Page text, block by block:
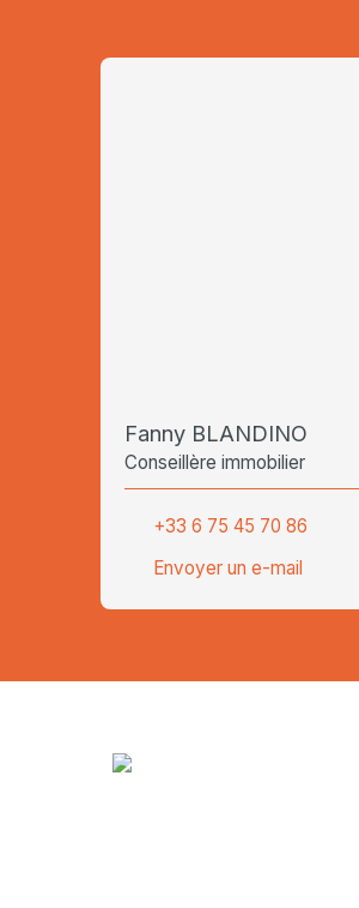
Fanny BLANDINO
Conseillère immobilier
+33 6 75 45 70 86
Envoyer un e-mail